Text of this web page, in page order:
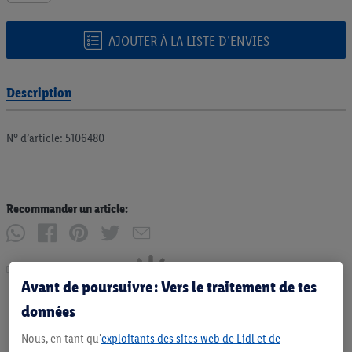
AJOUTER À LA LISTE D’ENVIES
Description
N° d’article: 5106480
Recommander un article:
Avant de poursuivre : Vers le traitement de tes
données
Nous, en tant qu'exploitants des sites web de Lidl et de